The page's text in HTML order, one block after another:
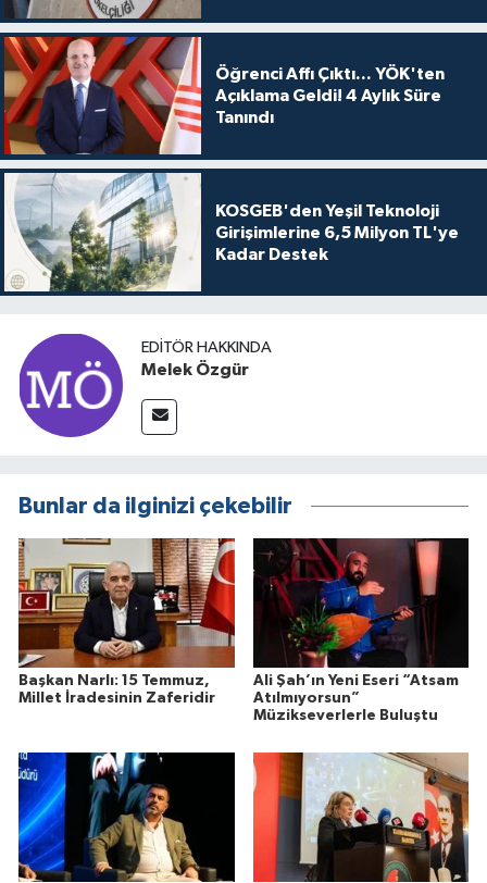
Öğrenci Affı Çıktı... YÖK'ten
Açıklama Geldi! 4 Aylık Süre
Tanındı
KOSGEB'den Yeşil Teknoloji
Girişimlerine 6,5 Milyon TL'ye
Kadar Destek
EDITÖR HAKKINDA
Melek Özgür
Bunlar da ilginizi çekebilir
Başkan Narlı: 15 Temmuz,
Millet İradesinin Zaferidir
Ali Şah’ın Yeni Eseri “Atsam
Atılmıyorsun”
Müzikseverlerle Buluştu